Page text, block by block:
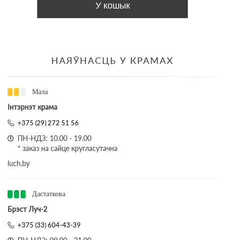
У кошык
НАЯЎНАСЦЬ У КРАМАХ
Мала
Інтэрнэт крама
+375 (29) 272 51 56
ПН-НДЗ: 10.00 - 19.00
* заказ на сайце кругласутачна
luch.by
Дастаткова
Брэст Луч-2
+375 (33) 604-43-39